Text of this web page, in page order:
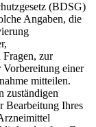
(BDSG)
Angaben, die
zur
einer
mitteilen.
zuständigen
Bearbeitung Ihres